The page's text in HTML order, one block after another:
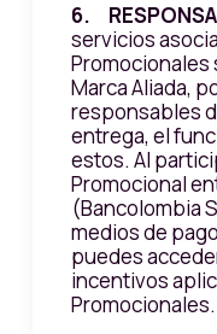
6.
servicios
Promocionales
Marca Aliada,
responsables
entrega, el
estos. Al
Promocional
(Bancolombia
medios de
puedes
incentivos
Promocionales.